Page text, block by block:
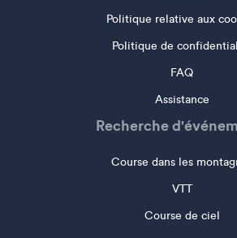
Politique relative aux
Politique de
FAQ
Assistance
Recherche
Course dans les
VTT
Course de ciel